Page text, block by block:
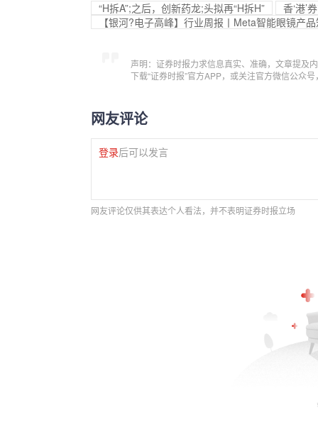
“H拆A”;之后，创新药龙;头拟再“H拆H”
香‘港’
【银河?电子高峰】行业周报丨Meta智能眼镜产
声明：证券时报力求信息真实、准确，文章提及
下载“证券时报”官方APP，或关注官方微信公众
网友评论
登录后可以发言
网友评论仅供其表达个人看法，并不表明证券时报立场